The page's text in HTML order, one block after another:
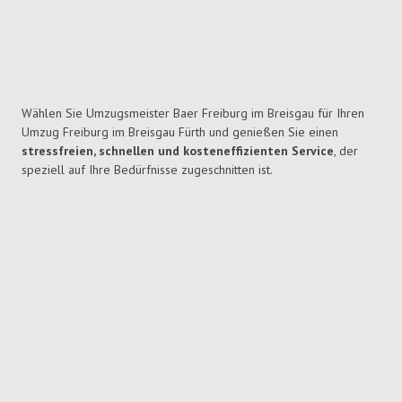
Wählen Sie Umzugsmeister Baer Freiburg im Breisgau für Ihren
Umzug Freiburg im Breisgau Fürth und genießen Sie einen
stressfreien, schnellen und kosteneffizienten Service, der
speziell auf Ihre Bedürfnisse zugeschnitten ist.